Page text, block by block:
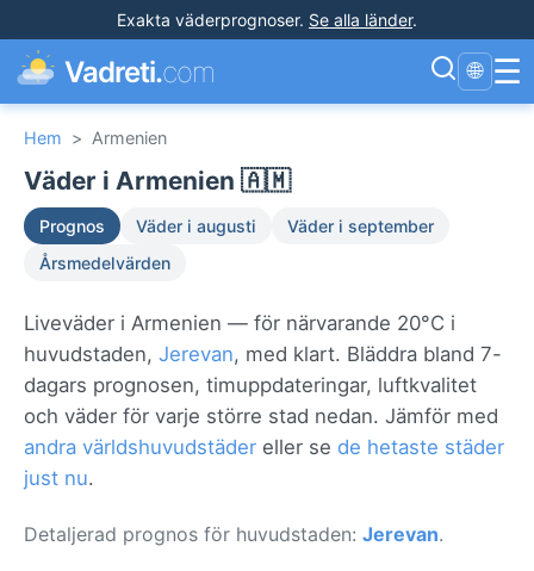
Exakta väderprognoser. Se alla länder.
Vadreti.com 🌐 ☰
Hem > Armenien
Väder i Armenien 🇦🇲
Prognos Väder i augusti
Väder i september
Årsmedelvärden
Liveväder i Armenien — för närvarande 20°C i
huvudstaden, Jerevan, med klart. Bläddra bland 7-
dagars prognosen, timuppdateringar, luftkvalitet
och väder för varje större stad nedan. Jämför med
andra världshuvudstäder eller se de hetaste städer
just nu.
Detaljerad prognos för huvudstaden: Jerevan.